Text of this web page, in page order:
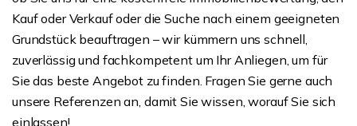
Kauf oder Verkauf oder die Suche nach einem geeigneten
Grundstück beauftragen – wir kümmern uns schnell,
zuverlässig und fachkompetent um Ihr Anliegen, um für
Sie das beste Angebot zu finden. Fragen Sie gerne auch
unsere Referenzen an, damit Sie wissen, worauf Sie sich
einlassen!